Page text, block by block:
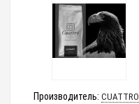
Производитель: CUATTRO